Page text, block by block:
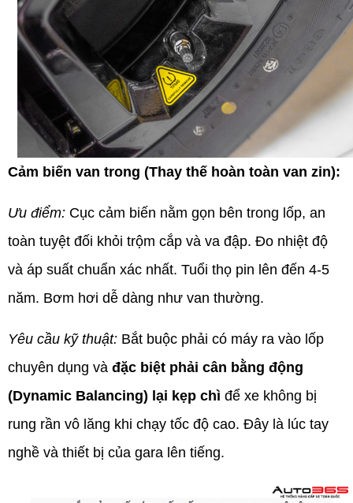
Cảm biến van trong (Thay thế hoàn toàn van zin):
Ưu điểm: Cục cảm biến nằm gọn bên trong lốp, an
toàn tuyệt đối khỏi trộm cắp và va đập. Đo nhiệt độ
và áp suất chuẩn xác nhất. Tuổi thọ pin lên đến 4-5
năm. Bơm hơi dễ dàng như van thường.
Yêu cầu kỹ thuật: Bắt buộc phải có máy ra vào lốp
chuyên dụng và đặc biệt phải cân bằng động
(Dynamic Balancing) lại kẹp chì để xe không bị
rung rần vô lăng khi chạy tốc độ cao. Đây là lúc tay
nghề và thiết bị của gara lên tiếng.